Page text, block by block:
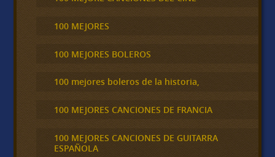
100 MEJORES
100 MEJORES BOLEROS
100 mejores boleros de la historia,
100 MEJORES CANCIONES DE FRANCIA
100 MEJORES CANCIONES DE GUITARRA
ESPAÑOLA